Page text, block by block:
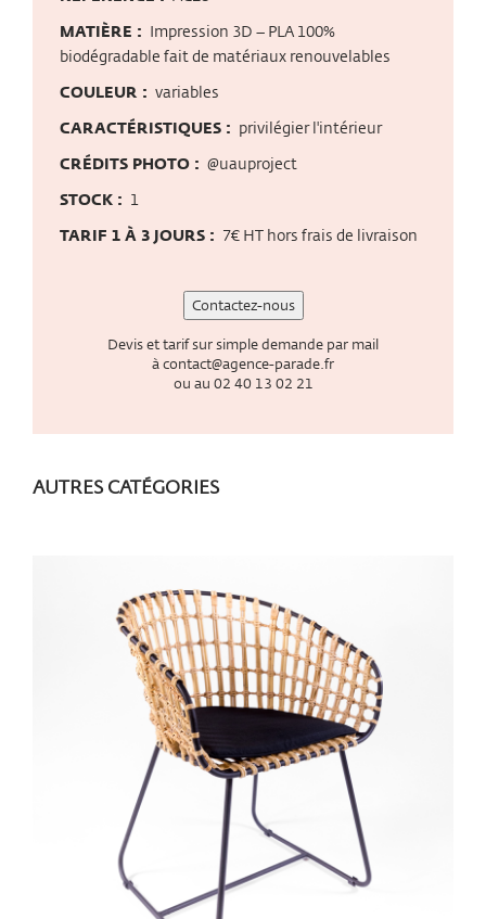
MATIÈRE : Impression 3D – PLA 100%
biodégradable fait de matériaux renouvelables
COULEUR : variables
CARACTÉRISTIQUES : privilégier l'intérieur
CRÉDITS PHOTO : @uauproject
STOCK : 1
TARIF 1 À 3 JOURS : 7€ HT hors frais de livraison
Contactez-nous
Devis et tarif sur simple demande par mail
àcontact@agence-parade.fr
ou au 02 40 13 02 21
AUTRES CATÉGORIES